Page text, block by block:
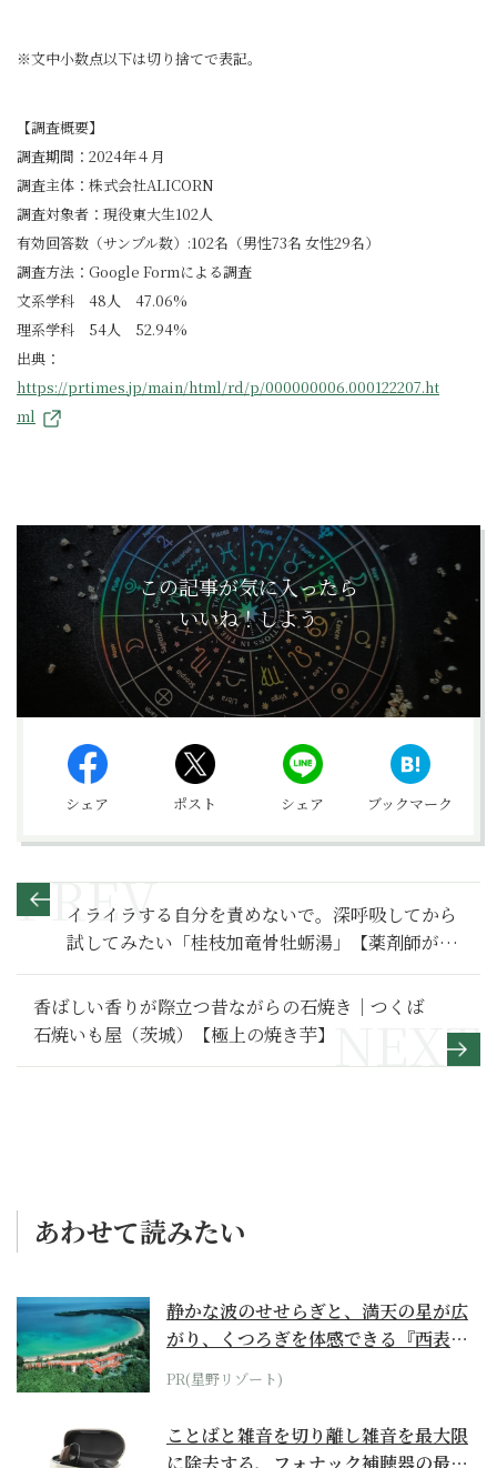
※文中小数点以下は切り捨てで表記。
【調査概要】
調査期間：2024年４月
調査主体：株式会社ALICORN
調査対象者：現役東大生102人
有効回答数（サンプル数）:102名（男性73名 女性29名）
調査方法：Google Formによる調査
文系学科 48人 47.06%
理系学科 54人 52.94%
出典：
https://prtimes.jp/main/html/rd/p/000000006.000122207.ht
ml
この記事が気に入ったら
いいね！しよう
シェア ポスト シェア ブックマーク
イライラする自分を責めないで。深呼吸してから
試してみたい「桂枝加竜骨牡蛎湯」【薬剤師が教
える漢方薬辞典】
香ばしい香りが際立つ昔ながらの石焼き｜つくば
石焼いも屋（茨城）【極上の焼き芋】
あわせて読みたい
静かな波のせせらぎと、満天の星が広
がり、くつろぎを体感できる『西表島
ホテル by...
PR(星野リゾート)
ことばと雑音を切り離し雑音を最大限
に除去する、フォナック補聴器の最上